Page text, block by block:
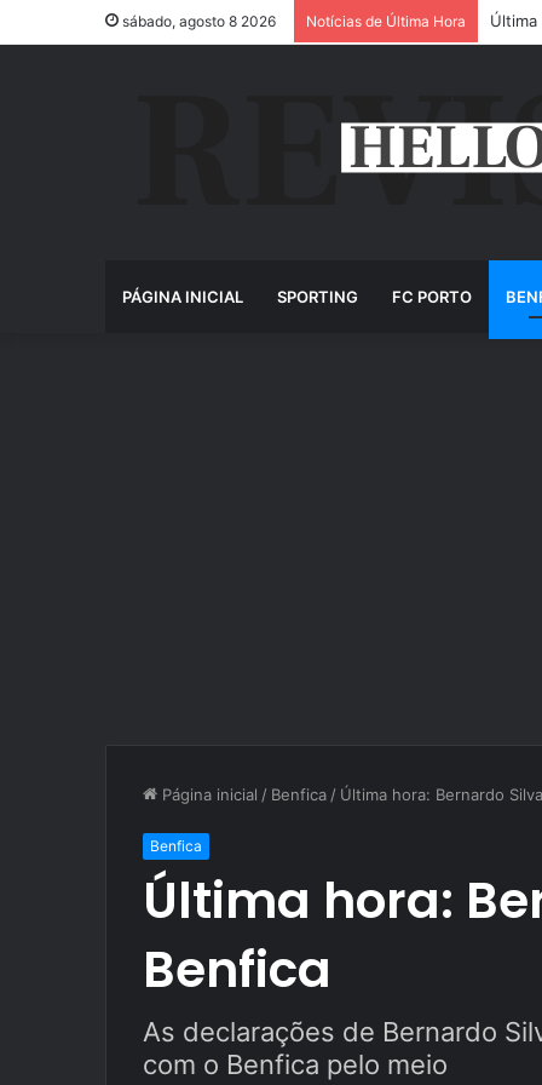
sábado, agosto 8 2026 Notícias de Última Hora
PÁGINA INICIAL SPORTING FC PORTO
Página inicial / Benfica / Última hora: Bernardo
Benfica
Última hora:
Benfica
As declarações de Bernardo
com o Benfica pelo meio